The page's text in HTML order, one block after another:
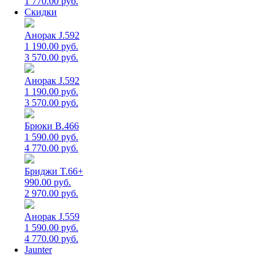
Скидки
Анорак J.592
1 190.00 руб.
3 570.00 руб.
Анорак J.592
1 190.00 руб.
3 570.00 руб.
Брюки B.466
1 590.00 руб.
4 770.00 руб.
Бриджи T.66+
990.00 руб.
2 970.00 руб.
Анорак J.559
1 590.00 руб.
4 770.00 руб.
Jaunter